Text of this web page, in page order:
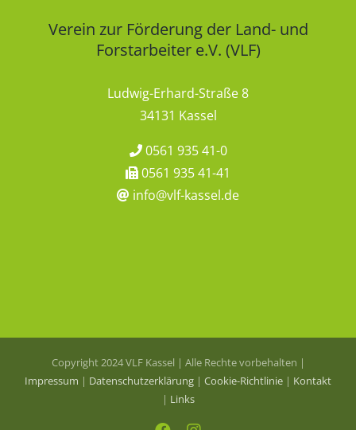
Verein zur Förderung der Land- und
Forstarbeiter e.V. (VLF)
Ludwig-Erhard-Straße 8
34131 Kassel
0561 935 41-0
0561 935 41-41
info@vlf-kassel.de
Copyright 2024 VLF Kassel | Alle Rechte vorbehalten |
Impressum | Datenschutzerklärung | Cookie-Richtlinie | Kontakt
| Links